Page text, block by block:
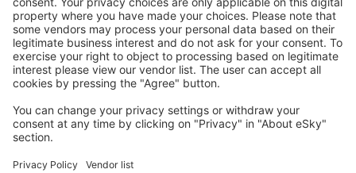
Prețuri atractive și oferte speciale pentru utilizatorii
conectați.
Cazarea preferată
Alege din peste 1,3 mil. de opţiuni: hoteluri, cabane,
Cele mai căutate hoteluri de către utilizatorii eSky